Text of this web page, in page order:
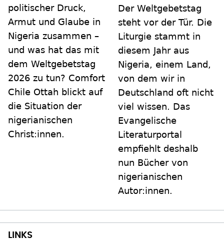
politischer Druck,
Armut und Glaube in
Nigeria zusammen –
und was hat das mit
dem Weltgebetstag
2026 zu tun? Comfort
Chile Ottah blickt auf
die Situation der
nigerianischen
Christ:innen.
Der Weltgebetstag
steht vor der Tür. Die
Liturgie stammt in
diesem Jahr aus
Nigeria, einem Land,
von dem wir in
Deutschland oft nicht
viel wissen. Das
Evangelische
Literaturportal
empfiehlt deshalb
nun Bücher von
nigerianischen
Autor:innen.